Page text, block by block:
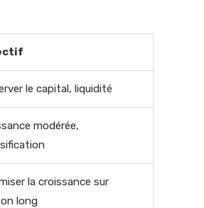
le capital, liquidité
modérée,
la croissance sur
long